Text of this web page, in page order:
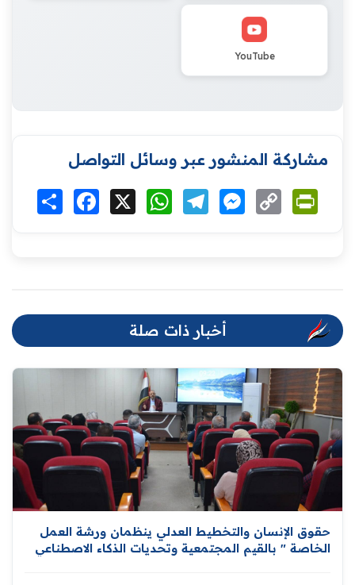
YouTube
مشاركة المنشور عبر وسائل التواصل
انشر Facebook WhatsAppTelegramMessenger
Copy
Link
أخبار ذات صلة
حقوق الإنسان والتخطيط العدلي ينظمان ورشة العمل
الخاصة " بالقيم المجتمعية وتحديات الذكاء الاصطناعي